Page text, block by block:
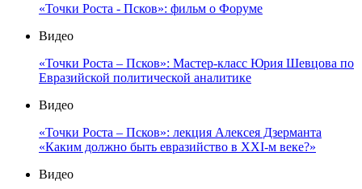
«Точки Роста - Псков»: фильм о Форуме
Видео
«Точки Роста – Псков»: Мастер-класс Юрия Шевцова по
Евразийской политической аналитике
Видео
«Точки Роста – Псков»: лекция Алексея Дзерманта
«Каким должно быть евразийство в XXI-м веке?»
Видео